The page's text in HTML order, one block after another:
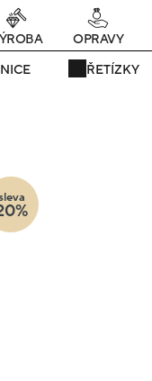
Kód: SRPEN20 22
ŘETÍZKY
OPRAVY